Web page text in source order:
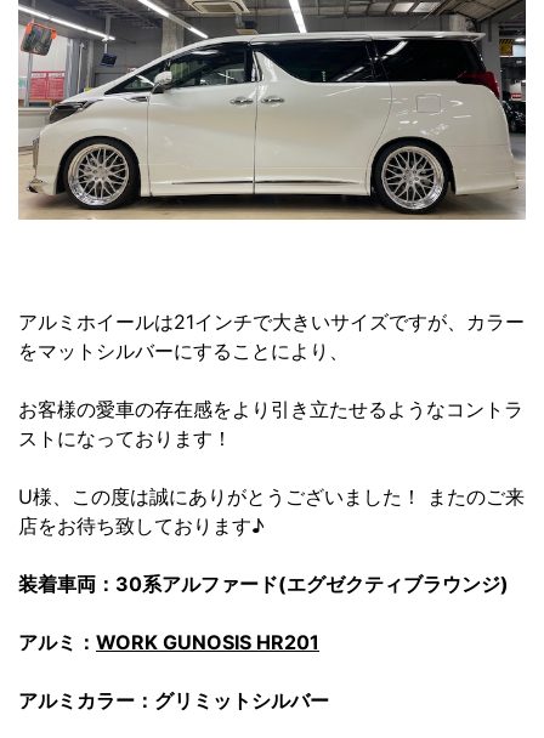
アルミホイールは21インチで大きいサイズですが、カラー
をマットシルバーにすることにより、
お客様の愛車の存在感をより引き立たせるようなコントラ
ストになっております！
U様、この度は誠にありがとうございました！ またのご来
店をお待ち致しております♪
装着車両：30系アルファード(エグゼクティブラウンジ)
アルミ： WORK GUNOSIS HR201
アルミカラー：グリミットシルバー